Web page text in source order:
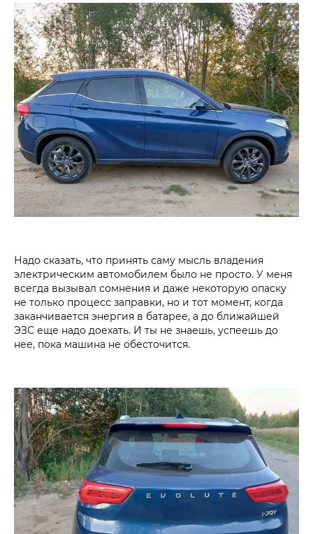
Надо сказать, что принять саму мысль владения
электрическим автомобилем было не просто. У меня
всегда вызывал сомнения и даже некоторую опаску
не только процесс заправки, но и тот момент, когда
заканчивается энергия в батарее, а до ближайшей
ЭЗС еще надо доехать. И ты не знаешь, успеешь до
нее, пока машина не обесточится.